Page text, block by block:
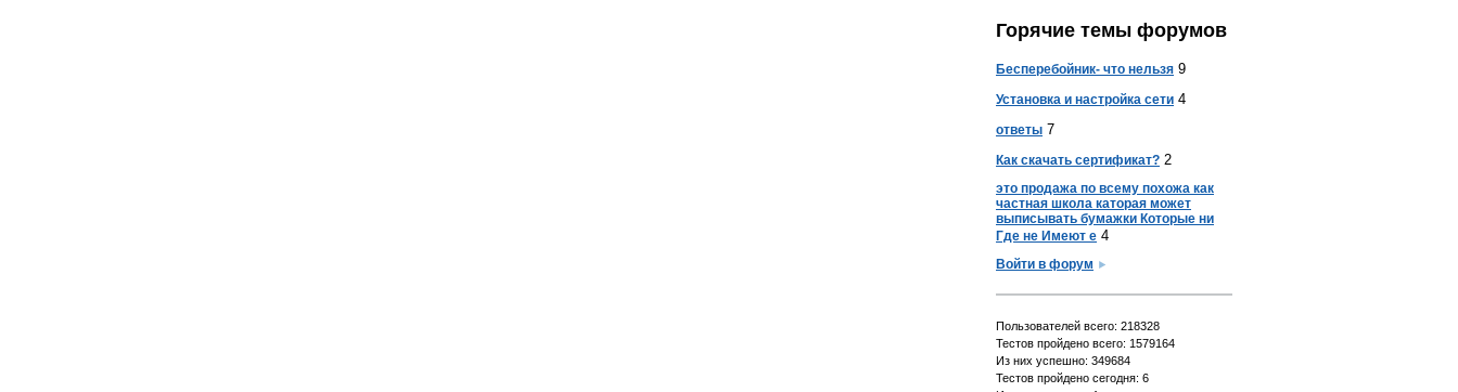
Горячие темы форумов
Бесперебойник- что нельзя 9
Установка и настройка сети 4
ответы 7
Как скачать сертификат? 2
это продажа по всему похожа как
частная школа каторая может
выписывать бумажки Которые ни
Где не Имеют е 4
Войти в форум
Пользователей всего: 218328
Тестов пройдено всего: 1579164
Из них успешно: 349684
Тестов пройдено сегодня: 6